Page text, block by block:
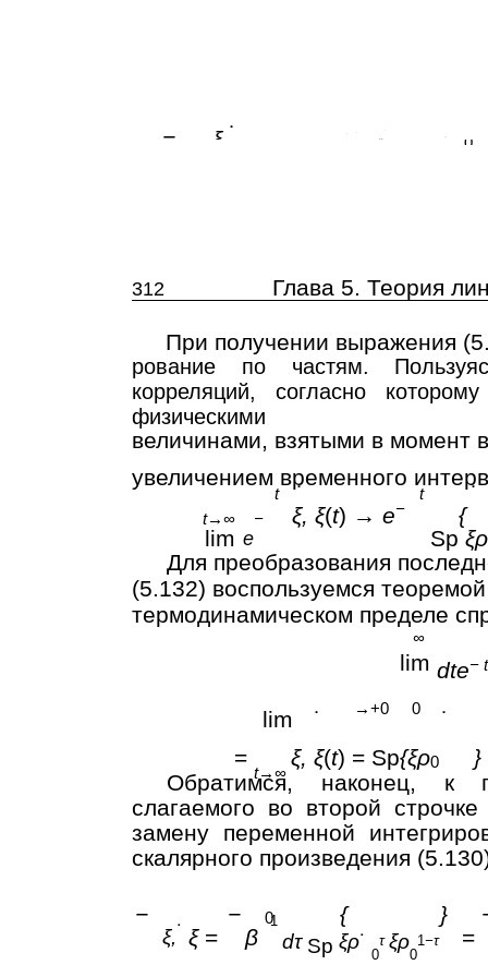
− ξ, ˙ 0
312 Глава 5. Теория
При получении выражения
рование по частям.
корреляций, согласно
физическими
величинами, взятыми в момент
увеличением временного
t→∞ −
t ˙ t
{
˙
e
ξ, ξ(t) → e−
lim Sp ξρ
Для преобразования
(5.132) воспользуемся
термодинамическом пределе
∞
lim dte− t
→+0 0
lim ˙
˙
}
=
t→∞
ξ, ξ(t) = Sp{ξρ0
Обратимся, наконец, к
слагаемого во второй
замену переменной
скалярного произведения
− − 0 { }
ξ,˙ ξ = β
1
dτ Sp ξρ˙
0
τ ξρ
0
1−τ =